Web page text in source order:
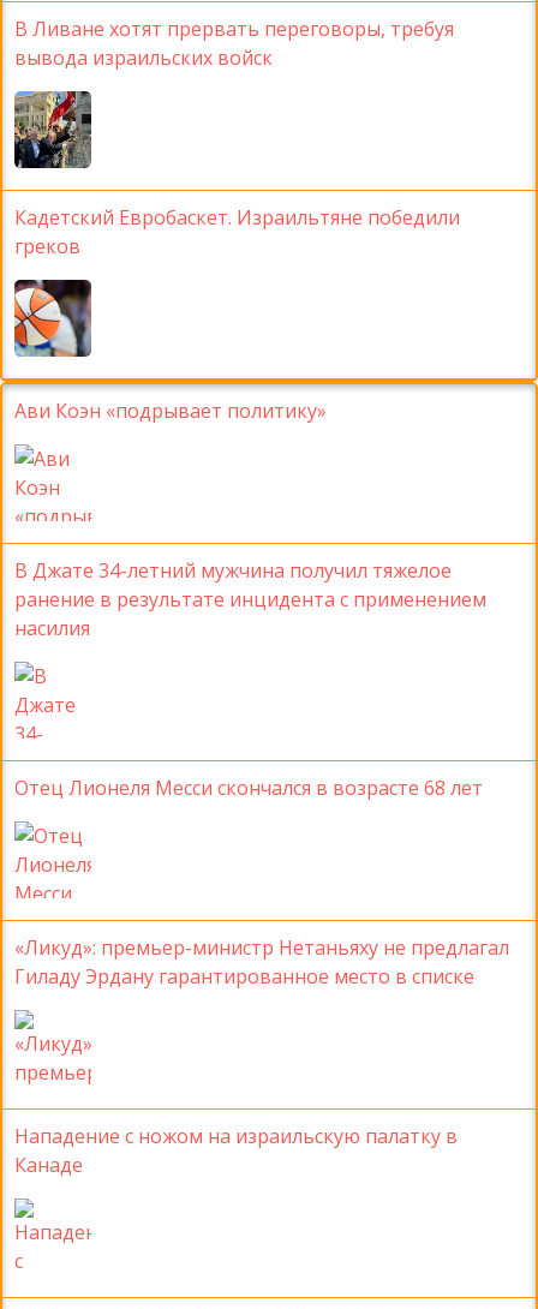
В Ливане хотят прервать переговоры, требуя
вывода израильских войск
Кадетский Евробаскет. Израильтяне победили
греков
Ави Коэн «подрывает политику»
В Джате 34-летний мужчина получил тяжелое
ранение в результате инцидента с применением
насилия
Отец Лионеля Месси скончался в возрасте 68 лет
«Ликуд»: премьер-министр Нетаньяху не предлагал
Гиладу Эрдану гарантированное место в списке
Нападение с ножом на израильскую палатку в
Канаде